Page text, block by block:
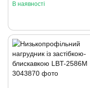
В наявності